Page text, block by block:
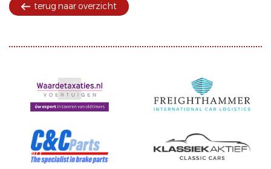
terug naar overzicht